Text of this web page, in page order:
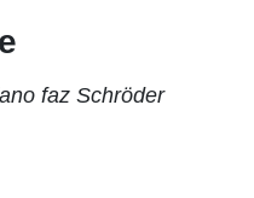
faz Schröder